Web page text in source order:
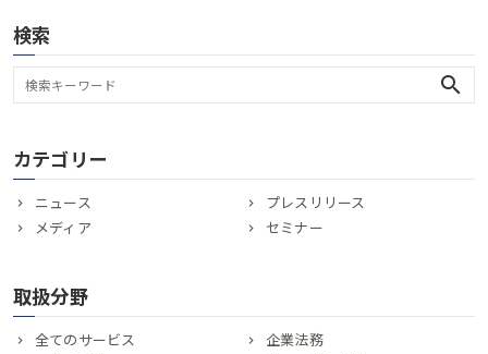
検索
search
カテゴリー
ニュース
プレスリリース
メディア
セミナー
取扱分野
全てのサービス
企業法務